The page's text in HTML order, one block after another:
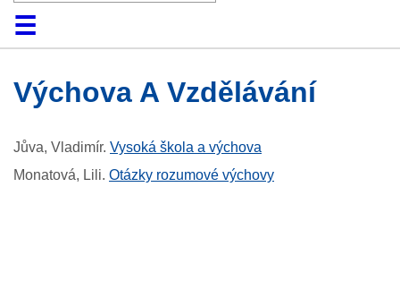
HomeCollections
Browse
Search
About
HelpContactDigitalia
Výchova A Vzdělávání
Jůva, Vladimír. Vysoká škola a výchova
Monatová, Lili. Otázky rozumové výchovy